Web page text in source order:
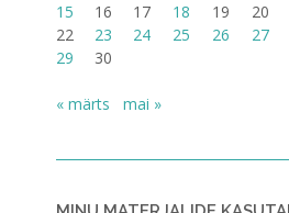
15
16 17 18 19 20
22
23 24 25 26 27
29
30
« märts mai »